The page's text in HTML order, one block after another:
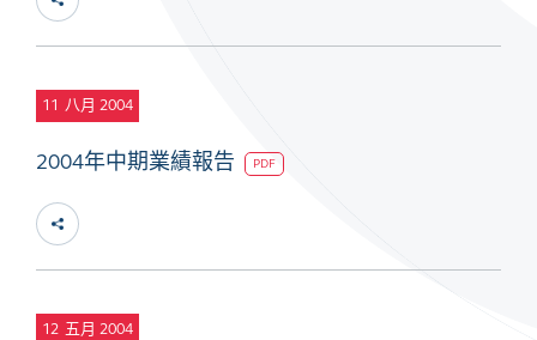
11 八月 2004
2004年中期業績報告 PDF
12 五月 2004